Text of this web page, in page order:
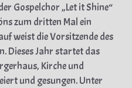
Gospelchor „Let it Shine“
zum dritten Mal ein
weist die Vorsitzende des
Dieses Jahr startet das
Kirche und
und gesungen. Unter